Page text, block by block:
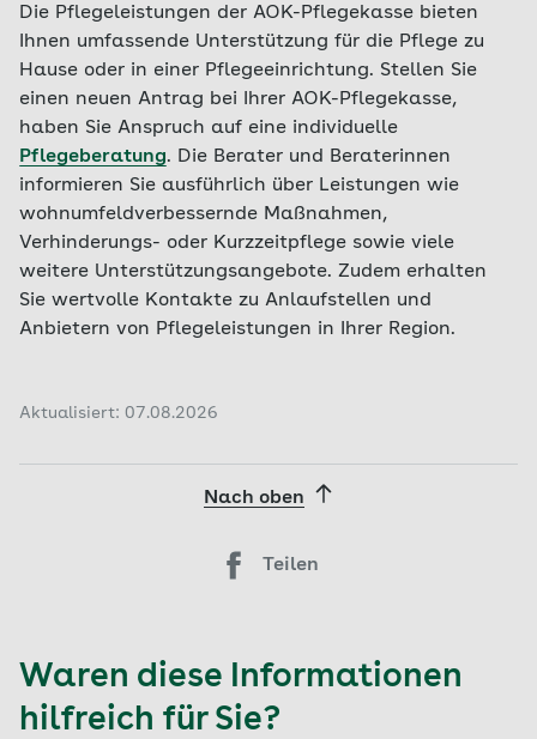
Die Pflegeleistungen der AOK-Pflegekasse bieten
Ihnen umfassende Unterstützung für die Pflege zu
Hause oder in einer Pflegeeinrichtung. Stellen Sie
einen neuen Antrag bei Ihrer AOK-Pflegekasse,
haben Sie Anspruch auf eine individuelle
Pflegeberatung. Die Berater und Beraterinnen
informieren Sie ausführlich über Leistungen wie
wohnumfeldverbessernde Maßnahmen,
Verhinderungs- oder Kurzzeitpflege sowie viele
weitere Unterstützungsangebote. Zudem erhalten
Sie wertvolle Kontakte zu Anlaufstellen und
Anbietern von Pflegeleistungen in Ihrer Region.
Aktualisiert: 07.08.2026
Nach oben
Teilen
Waren diese Informationen
hilfreich für Sie?